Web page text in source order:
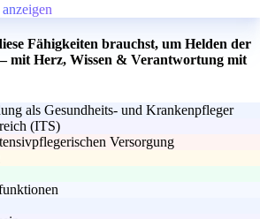
Fähigkeiten brauchst, um Helden der
mit Herz, Wissen & Verantwortung mit
als Gesundheits- und Krankenpfleger
(ITS)
Versorgung